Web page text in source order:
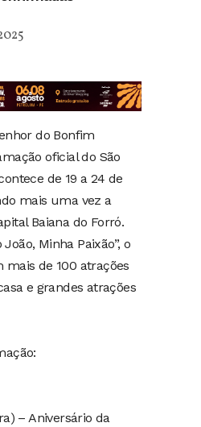
do Bonfim
oficial do São
de 19 a 24 de
mais uma vez a
Baiana do Forró.
Minha Paixão”, o
mais de 100 atrações
e grandes atrações
– Aniversário da